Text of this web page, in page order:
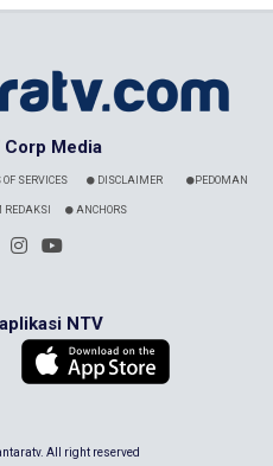
Corp Media
SERVICES DISCLAIMER PEDOMAN
ANCHORS
NTV
All right reserved